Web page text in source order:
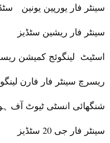
سینٹر فار یورپین یونین
سینٹر فار ریشین سٹڈیز
اسٹیٹ لینگوئج کمیشن
ریسرچ سینٹر فار فارن
شنگھائی انسٹی ٹیوٹ آف
سینٹر فار جی 20 سٹڈیز